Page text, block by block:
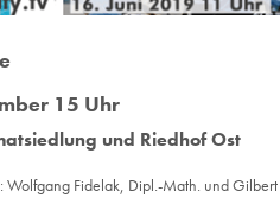
15 Uhr
und Riedhof Ost
Wolfgang Fidelak, Dipl.-Math. und